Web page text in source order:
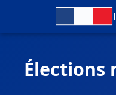
Élections